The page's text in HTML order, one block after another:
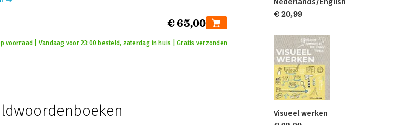
€ 65,00
voorraad | Vandaag voor 23:00 besteld, zaterdag in huis | Gratis verzonden
€ 20,99
Visueel werken